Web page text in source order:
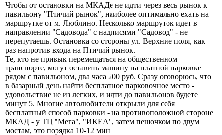
Чтобы от остановки на МКАДе не идти через весь рынок к
павильону "Птичий рынок", наиболее оптимально ехать на
маршрутке от м. Люблино. Несколько маршруток идет в
направлении "Садовода" с надписями "Садовод" - не
перепутаешь. Остановка со стороны ул. Верхние поля, как
раз напротив входа на Птичий рынок.
Те, кто не привык перемещаться на общественном
транспорте, могут оставить машину на платной парковке
рядом с павильоном, два часа 200 руб. Сразу оговорюсь, что
в базарный день найти бесплатное парковочное место -
удовольствие не из легких, и идти до павильонов будете
минут 5. Многие автолюбители открыли для себя
бесплатный способ парковки - на противоположной стороне
МКАД - у ТЦ "Мега", "ИКЕА", затем пешочком по двум
мостам, это порядка 10-12 мин.